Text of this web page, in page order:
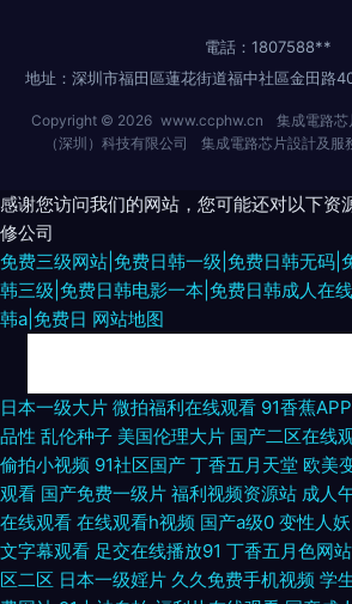
電話：1807588**
地址：深圳市福田區蓮花街道福中社區金田路
Copyright © 2026 www.ccphw.cn 集成電路
（深圳）科技有限公司
集成電路芯片設計及服
感谢您访问我们的网站，您可能还对以下资
修公司
免费三级网站|免费日韩一级|免费日韩无码|
韩三级|免费日韩电影一本|免费日韩成人在
韩a|免费日 网站地图
日韩专区第9页 国产视频第一页 中文字幕观看第
操 萌白酱白虎自慰 日韩五月丁香影院 久久香蕉现
花大神强推 欧美久久最新 亚洲色图综合首页 欧洲
妻操逼片播放 91擦入内射 亚州成人一区二区
日本一级大片 微拍福利在线观看 91香蕉APP
品性 乱伦种子 美国伦理大片 国产二区在线
偷拍小视频 91社区国产 丁香五月天堂 欧美
观看 国产免费一级片 福利视频资源站 成人
在线观看 在线观看h视频 国产a级0 变性人妖
文字幕观看 足交在线播放91 丁香五月色网站
区二区 日本一级婬片 久久免费手机视频 学